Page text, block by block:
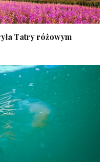
Tatry różowym